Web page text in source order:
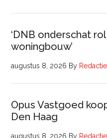
‘DNB onderschat
woningbouw’
augustus 8, 2026 By Redactie
Opus Vastgoed
Den Haag
augustus 8, 2026 By Redactie